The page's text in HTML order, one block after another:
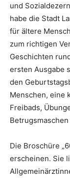
und
habe die Stadt
für ältere
zum richtigen
Geschichten
ersten Ausgabe
den
Menschen, eine
Freibads,
Die Broschüre
erscheinen. Sie